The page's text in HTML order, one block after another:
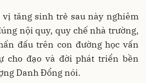
vị tăng sinh trẻ sau này nghiêm
nội quy, quy chế nhà trường,
đấu trên con đường học vấn
cho đạo và đời phát triển bền
Danh Đổng nói.